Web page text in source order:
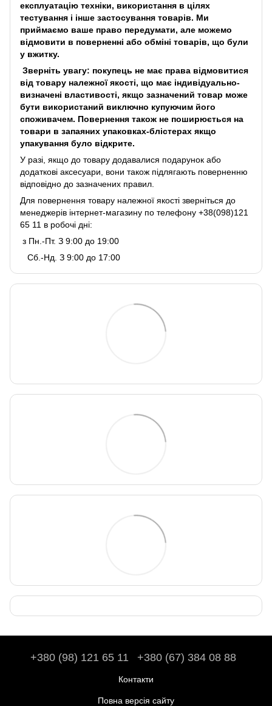
експлуатацію техніки, використання в цілях
тестування і інше застосування товарів. Ми
приймаємо ваше право передумати, але можемо
відмовити в поверненні або обміні товарів, що були
у вжитку.
Зверніть увагу: покупець не має права відмовитися
від товару належної якості, що має індивідуально-
визначені властивості, якщо зазначений товар може
бути використаний виключно купуючим його
споживачем. Повернення також не поширюється на
товари в запаяних упаковках-блістерах якщо
упакування було відкрите.
У разі, якщо до товару додавалися подарунок або
додаткові аксесуари, вони також підлягають поверненню
відповідно до зазначених правил.
Для повернення товару належної якості зверніться до
менеджерів інтернет-магазину по телефону +38(098)121
65 11 в робочі дні:
з Пн.-Пт. З 9:00 до 19:00
Сб.-Нд. З 9:00 до 17:00
+380 (98) 121 65 11 +380 (67) 384 08 88
Контакти
Повна версія сайту